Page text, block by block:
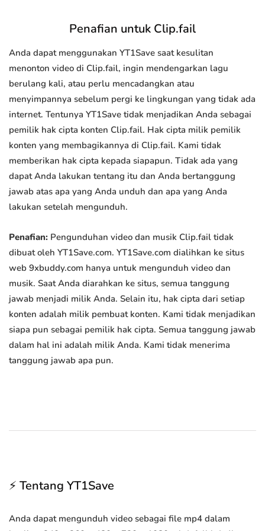
Penafian untuk Clip.fail
Anda dapat menggunakan YT1Save saat kesulitan
menonton video di Clip.fail, ingin mendengarkan lagu
berulang kali, atau perlu mencadangkan atau
menyimpannya sebelum pergi ke lingkungan yang tidak ada
internet. Tentunya YT1Save tidak menjadikan Anda sebagai
pemilik hak cipta konten Clip.fail. Hak cipta milik pemilik
konten yang membagikannya di Clip.fail. Kami tidak
memberikan hak cipta kepada siapapun. Tidak ada yang
dapat Anda lakukan tentang itu dan Anda bertanggung
jawab atas apa yang Anda unduh dan apa yang Anda
lakukan setelah mengunduh.
Penafian: Pengunduhan video dan musik Clip.fail tidak
dibuat oleh YT1Save.com. YT1Save.com dialihkan ke situs
web 9xbuddy.com hanya untuk mengunduh video dan
musik. Saat Anda diarahkan ke situs, semua tanggung
jawab menjadi milik Anda. Selain itu, hak cipta dari setiap
konten adalah milik pembuat konten. Kami tidak menjadikan
siapa pun sebagai pemilik hak cipta. Semua tanggung jawab
dalam hal ini adalah milik Anda. Kami tidak menerima
tanggung jawab apa pun.
⚡ Tentang YT1Save
Anda dapat mengunduh video sebagai file mp4 dalam